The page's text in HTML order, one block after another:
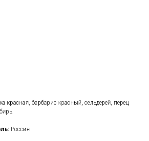
красная, барбарис красный, сельдерей, перец
Россия